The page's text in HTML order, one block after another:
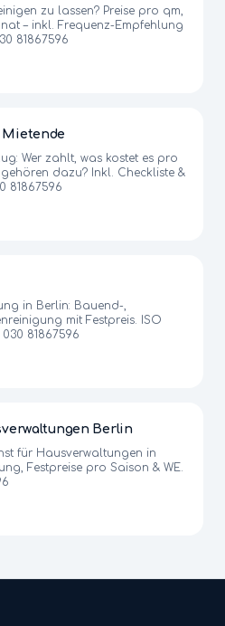
zu lassen? Preise pro qm,
– inkl. Frequenz-Empfehlung
81867596
Wer zahlt, was kostet es pro
dazu? Inkl. Checkliste &
81867596
in Berlin: Bauend-,
mit Festpreis. ISO
81867596
Berlin
für Hausverwaltungen in
Festpreise pro Saison & WE.